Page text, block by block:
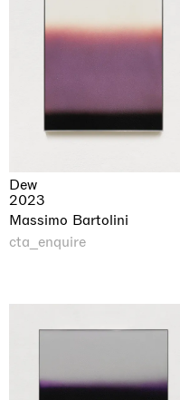
Dew
2023
Massimo Bartolini
cta_enquire